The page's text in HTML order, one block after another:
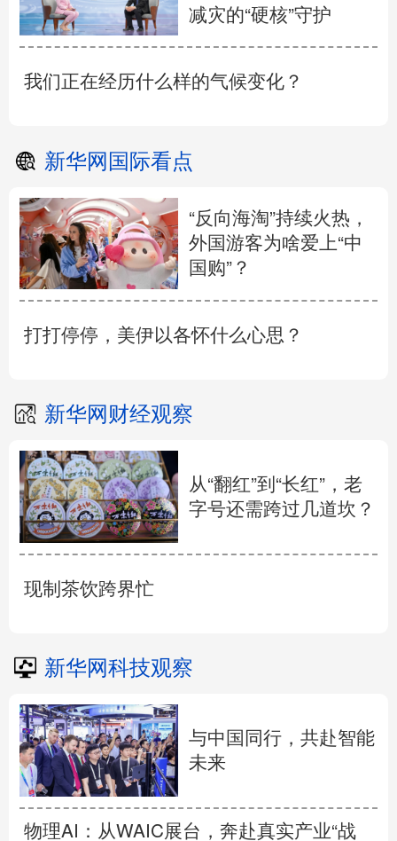
减灾的“硬核”守护
我们正在经历什么样的气候变化？
新华网国际看点
“反向海淘”持续火热，
外国游客为啥爱上“中
国购”？
打打停停，美伊以各怀什么心思？
新华网财经观察
从“翻红”到“长红”，老
字号还需跨过几道坎？
现制茶饮跨界忙
新华网科技观察
与中国同行，共赴智能
未来
物理AI：从WAIC展台，奔赴真实产业“战